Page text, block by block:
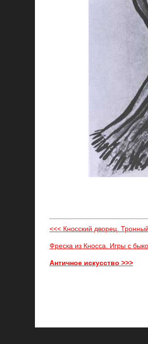
<<< Кносский дворец.
Фреска из Кносса. Игры с
Античное искусство >>>